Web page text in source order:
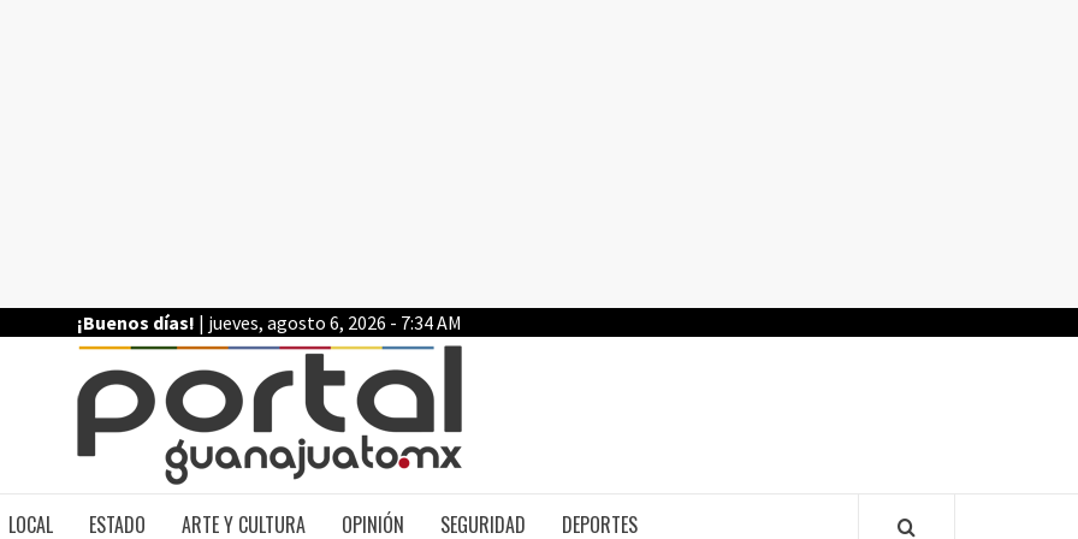
¡Buenos días! | jueves, agosto 6, 2026 - 7:34 AM
LOCAL ESTADO ARTE Y CULTURA OPINIÓN SEGURIDAD DEPORTES